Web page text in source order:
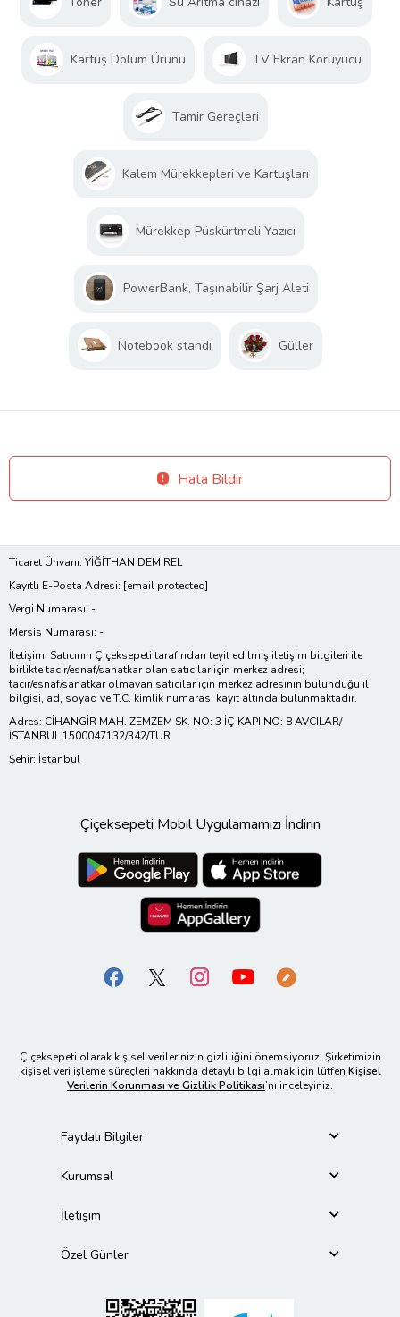
Kartuş Dolum Ürünü TV Ekran Koruyucu
Tamir Gereçleri
Kalem Mürekkepleri ve Kartuşları
Mürekkep Püskürtmeli Yazıcı
PowerBank, Taşınabilir Şarj Aleti
Notebook standı Güller
Hata Bildir
Ticaret Ünvanı: YİĞİTHAN DEMİREL
Kayıtlı E-Posta Adresi: [email protected]
Vergi Numarası: -
Mersis Numarası: -
İletişim: Satıcının Çiçeksepeti tarafından teyit edilmiş iletişim bilgileri ile
birlikte tacir/esnaf/sanatkar olan satıcılar için merkez adresi;
tacir/esnaf/sanatkar olmayan satıcılar için merkez adresinin bulunduğu il
bilgisi, ad, soyad ve T.C. kimlik numarası kayıt altında bulunmaktadır.
Adres: CİHANGİR MAH. ZEMZEM SK. NO: 3 İÇ KAPI NO: 8 AVCILAR/
İSTANBUL 1500047132/342/TUR
Şehir: İstanbul
Çiçeksepeti Mobil Uygulamamızı İndirin
Çiçeksepeti olarak kişisel verilerinizin gizliliğini önemsiyoruz. Şirketimizin
kişisel veri işleme süreçleri hakkında detaylı bilgi almak için lütfen Kişisel
Verilerin Korunması ve Gizlilik Politikası’nı inceleyiniz.
Faydalı Bilgiler
Kurumsal
İletişim
Özel Günler